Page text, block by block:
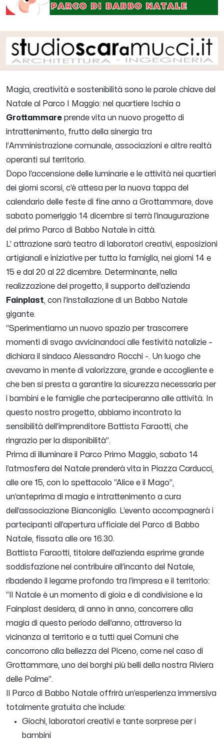
Magia, creatività e sostenibilità sono le parole chiave del
Natale al Parco I Maggio: nel quartiere Ischia a
Grottammare prende vita un nuovo progetto di
intrattenimento, frutto della sinergia tra
l’Amministrazione comunale, associazioni e altre realtà
operanti sul territorio.
Dopo l’accensione delle luminarie e le attività nei quartieri
dei giorni scorsi, c’è attesa per la nuova tappa del
calendario delle feste di fine anno a Grottammare, dove
sabato pomeriggio 14 dicembre si terrà l’inaugurazione
del primo Parco di Babbo Natale in città.
L’ attrazione sarà teatro di laboratori creativi, esposizioni
artigianali e iniziative per tutta la famiglia, nei giorni 14 e
15 e dal 20 al 22 dicembre. Determinante, nella
realizzazione del progetto, il supporto dell’azienda
Fainplast, con l’installazione di un Babbo Natale
gigante.
“Sperimentiamo un nuovo spazio per trascorrere
momenti di svago avvicinandoci alle festività natalizie –
dichiara il sindaco Alessandro Rocchi -. Un luogo che
avevamo in mente di valorizzare, grande e accogliente e
che ben si presta a garantire la sicurezza necessaria per
i bambini e le famiglie che parteciperanno alle attività. In
questo nostro progetto, abbiamo incontrato la
sensibilità dell’imprenditore Battista Faraotti, che
ringrazio per la disponibilità”.
Prima di illuminare il Parco Primo Maggio, sabato 14
l’atmosfera del Natale prenderà vita in Piazza Carducci,
alle ore 15, con lo spettacolo “Alice e il Mago”,
un’anteprima di magia e intrattenimento a cura
dell’associazione Bianconiglio. L’evento accompagnerà i
partecipanti all’apertura ufficiale del Parco di Babbo
Natale, fissata alle ore 16.30.
Battista Faraotti, titolare dell’azienda esprime grande
soddisfazione nel contribuire all’incanto del Natale,
ribadendo il legame profondo tra l’impresa e il territorio:
“ Il Natale è un momento di gioia e di condivisione e la
Fainplast desidera, di anno in anno, concorrere alla
magia di questo periodo dell’anno, attraverso la
vicinanza al territorio e a tutti quei Comuni che
concorrono alla bellezza del Piceno, come nel caso di
Grottammare, uno dei borghi più belli della nostra Riviera
delle Palme”​​.
Il Parco di Babbo Natale offrirà un’esperienza immersiva
totalmente gratuita che include:
Giochi, laboratori creativi e tante sorprese per i
bambini